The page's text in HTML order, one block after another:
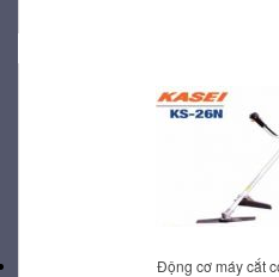
Động cơ máy cắt